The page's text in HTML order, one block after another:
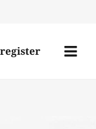
Menü